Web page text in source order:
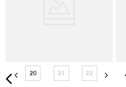
20 21 22